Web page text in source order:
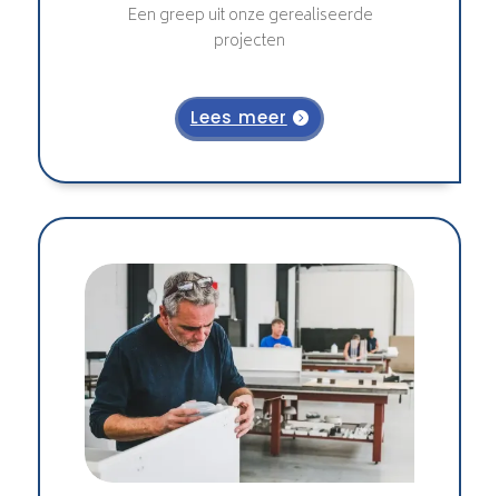
Een greep uit onze gerealiseerde
projecten
Lees meer